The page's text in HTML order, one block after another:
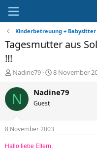
Kinderbetreuung + Babysitter
Tagesmutter aus
!!!
E
r
s
t
l
e
r
Nadine79
E
r
s
l
t
8 November
N Nadine79
Guest
8 November 2003
Hallo liebe Eltern,